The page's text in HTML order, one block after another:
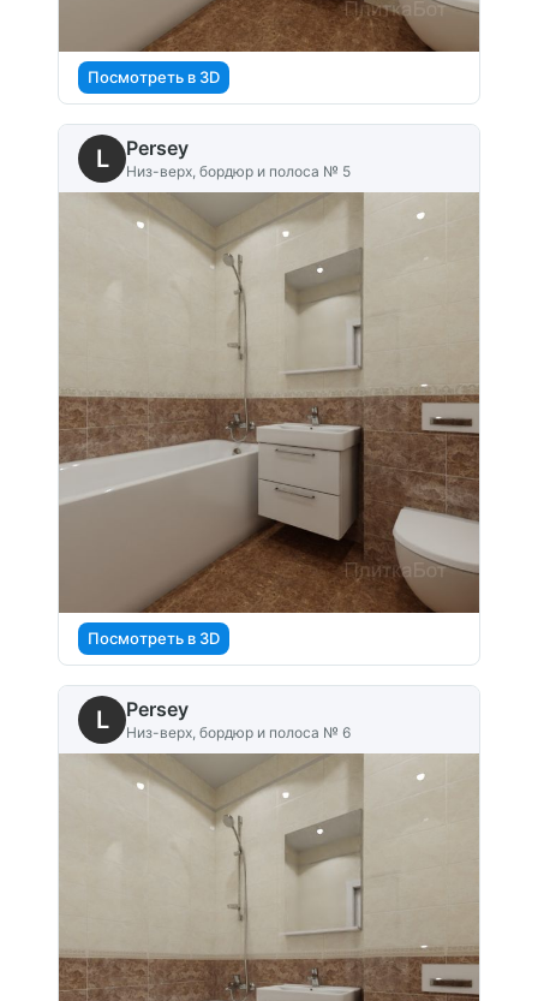
Посмотреть в 3D
L Persey
Низ-верх, бордюр и полоса № 5
Посмотреть в 3D
L Persey
Низ-верх, бордюр и полоса № 6